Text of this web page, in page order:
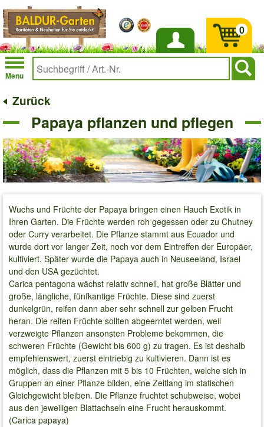
Anmelden
Menu
0
Zurück
Papaya pflanzen und pflegen
Wuchs und Früchte der Papaya bringen einen Hauch Exotik in
Ihren Garten. Die Früchte werden roh gegessen oder zu Chutney
oder Curry verarbeitet. Die Pflanze stammt aus Ecuador und
wurde dort vor langer Zeit, noch vor dem Eintreffen der Europäer,
kultiviert. Später wurde die Papaya auch in Neuseeland, Israel
und den USA gezüchtet.
Carica pentagona wächst relativ schnell, hat große Blätter und
große, längliche, fünfkantige Früchte. Diese sind zuerst
dunkelgrün, reifen dann aber sehr schnell zur gelben Frucht
heran. Die reifen Früchte sollten abgeerntet werden, weil
verzweigte Pflanzen ansonsten Probleme bekommen, die
schweren Früchte (Gewicht bis 600 g) zu tragen. Es ist deshalb
empfehlenswert, zuerst eintriebig zu kultivieren. Dann ist es
möglich, dass die Pflanzen mit 5 bis 10 Früchten, welche sich in
Gruppen an einer Pflanze bilden, eine Zeitlang im statischen
Gleichgewicht bleiben. Die Pflanze fruchtet schubweise, wobei
aus den jeweiligen Blattachseln eine Frucht herauskommt.
(Carica papaya)